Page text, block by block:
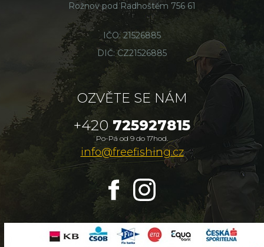
Rožnov pod Radhoštěm 756 61
IČO: 21526885
DIČ: CZ21526885
OZVĚTE SE NÁM
+420 725927815
Po-Pá od 9 do 17hod.
info@freefishing.cz